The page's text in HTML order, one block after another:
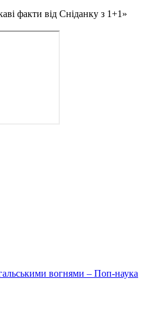
факти від Сніданку з 1+1»
вогнями – Поп-наука